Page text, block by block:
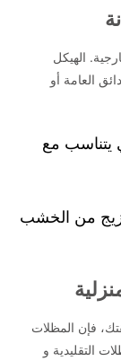
الهيكل
العامة أو
يتناسب مع
من الخشب
فإن المظلات
التقليدية و